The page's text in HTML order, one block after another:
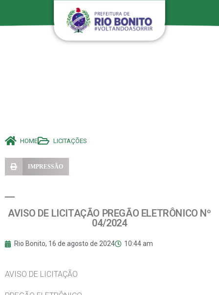
HOME LICITAÇÕES
IMPRESSÃO
AVISO DE LICITAÇÃO PREGÃO ELETRÔNICO Nº
04/2024
Rio Bonito, 16 de agosto de 2024 10:44 am
AVISO DE LICITAÇÃO